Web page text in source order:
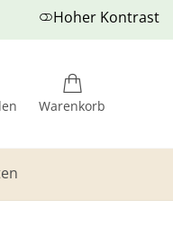
Hoher Kontrast
Warenkorb